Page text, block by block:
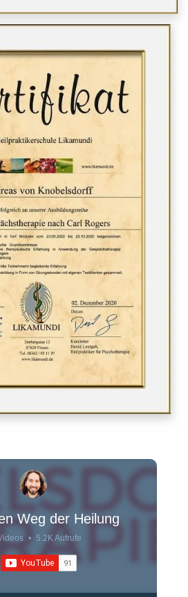
Weg der Heilung
• 5.2K Aufrufe